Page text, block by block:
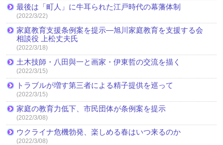
最後は「町人」に牛耳られた江戸時代の幕藩体制
(2022/3/22)
家庭教育支援条例案を提示―旭川家庭教育を支援する会
相談役 上松丈夫氏
(2022/3/18)
土木技師・八田與一と画家・伊東哲の交流を描く
(2022/3/15)
トラブルが増す第三者による精子提供を巡って
(2022/3/15)
家庭の教育力低下、市民団体が条例案を提示
(2022/3/08)
ウクライナ危機勃発、楽しめる春はいつ来るのか
(2022/3/08)